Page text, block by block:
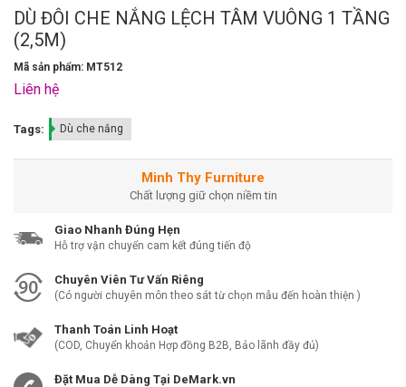
DÙ ĐÔI CHE NẮNG LỆCH TÂM VUÔNG 1 TẦNG
(2,5M)
Mã sản phẩm: MT512
Liên hệ
Tags: Dù che nắng
Minh Thy Furniture
Chất lượng giữ chọn niềm tin
Giao Nhanh Đúng Hẹn
Hỗ trợ vận chuyển cam kết đúng tiến độ
Chuyên Viên Tư Vấn Riêng
(Có người chuyên môn theo sát từ chọn mẫu đến hoàn thiện )
Thanh Toán Linh Hoạt
(COD, Chuyển khoản Hợp đồng B2B, Bảo lãnh đầy đủ)
Đặt Mua Dễ Dàng Tại DeMark.vn